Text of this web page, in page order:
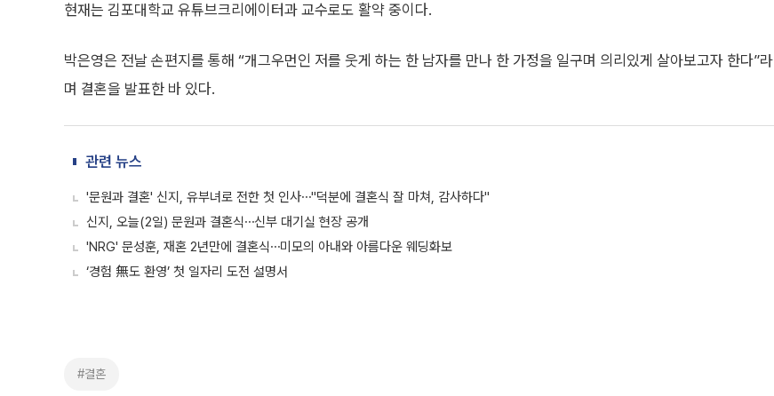
현재는 김포대학교 유튜브크리에이터과 교수로도 활약 중이다.
박은영은 전날 손편지를 통해 “개그우먼인 저를 웃게 하는 한 남자를 만나 한 가정을 일구며 의리있게 살아보고자 한다”라
며 결혼을 발표한 바 있다.
관련 뉴스
'문원과 결혼' 신지, 유부녀로 전한 첫 인사⋯"덕분에 결혼식 잘 마쳐, 감사하다"
신지, 오늘(2일) 문원과 결혼식⋯신부 대기실 현장 공개
'NRG' 문성훈, 재혼 2년만에 결혼식⋯미모의 아내와 아름다운 웨딩화보
‘경험 無도 환영’ 첫 일자리 도전 설명서
#결혼